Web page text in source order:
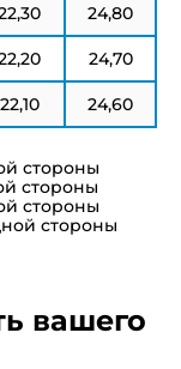
24,80
24,70
22,10 24,60
стороны
стороны
стороны
стороны
вашего